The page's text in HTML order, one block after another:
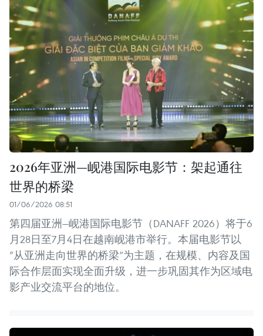
2026年亚洲—岘港国际电影节：架起通往
世界的桥梁
01/06/2026 08:51
第四届亚洲—岘港国际电影节（DANAFF 2026）将于6
月28日至7月4日在越南岘港市举行。本届电影节以
“从亚洲走向世界的桥梁”为主题，在规模、内容及国
际合作层面实现全面升级，进一步巩固其作为区域电
影产业交流平台的地位。